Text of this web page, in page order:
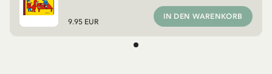
9.95 EUR
IN DEN WARENKORB